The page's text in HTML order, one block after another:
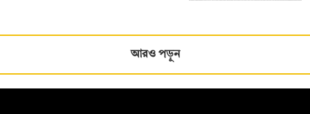
আরও পড়ুন